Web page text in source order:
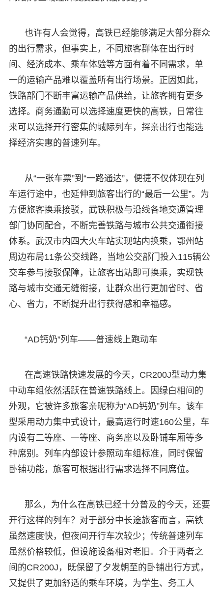
也许有人会觉得，高铁已经能够满足大部分群众
的出行需求，但事实上，不同旅客群体在出行时
间、经济成本、乘车体验等方面有着不同需求，单
一的运输产品难以覆盖所有出行场景。正因如此，
铁路部门不断丰富运输产品供给，让旅客拥有更多
选择。商务通勤可以选择速度更快的高铁，日常往
来可以选择开行密集的城际列车，探亲出行也能选
择经济实惠的普速列车。
从“一张车票”到“一路通达”，便捷不仅体现在列
车运行途中，也延伸到旅客出行的“最后一公里”。为
方便旅客换乘接驳，武铁积极与沿线各地交通管理
部门协同配合，不断完善铁路与城市公共交通衔接
体系。武汉市内四大火车站实现站内换乘，鄂州站
周边布局11条公交线路，当地公交部门投入115辆公
交车参与接驳保障，让旅客出站即可换乘，实现铁
路与城市交通无缝衔接，让群众出行更加省时、省
心、省力，不断提升出行获得感和幸福感。
“AD钙奶”列车——普速线上跑动车
在高速铁路快速发展的今天，CR200J型动力集
中动车组依然活跃在普速铁路线上。因绿白相间的
外观，它被许多旅客亲昵称为“AD钙奶”列车。该车
型采用动力集中式设计，最高运行时速160公里，车
内设有二等座、一等座、商务座以及卧铺车厢等多
种席别。列车内部设计参照动车组标准，同时保留
卧铺功能，旅客可根据出行需求选择不同席位。
那么，为什么在高铁已经十分普及的今天，还要
开行这样的列车？对于部分中长途旅客而言，高铁
虽然速度快，但夜间开行车次较少；传统普速列车
虽然价格较低，但设施设备相对老旧。介于两者之
间的CR200J，既保留了夕发朝至的卧铺出行方式，
又提供了更加舒适的乘车环境，为学生、务工人